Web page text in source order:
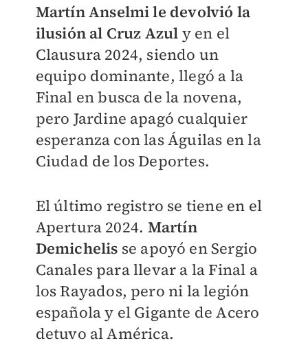
Martín Anselmi le devolvió la
ilusión al Cruz Azul y en el
Clausura 2024, siendo un
equipo dominante, llegó a la
Final en busca de la novena,
pero Jardine apagó cualquier
esperanza con las Águilas en la
Ciudad de los Deportes.
El último registro se tiene en el
Apertura 2024. Martín
Demichelis se apoyó en Sergio
Canales para llevar a la Final a
los Rayados, pero ni la legión
española y el Gigante de Acero
detuvo al América.